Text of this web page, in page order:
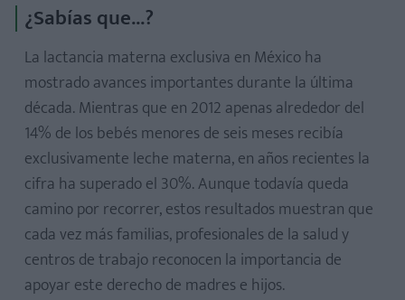
¿Sabías que...?
La lactancia materna exclusiva en México ha
mostrado avances importantes durante la última
década. Mientras que en 2012 apenas alrededor del
14% de los bebés menores de seis meses recibía
exclusivamente leche materna, en años recientes la
cifra ha superado el 30%. Aunque todavía queda
camino por recorrer, estos resultados muestran que
cada vez más familias, profesionales de la salud y
centros de trabajo reconocen la importancia de
apoyar este derecho de madres e hijos.